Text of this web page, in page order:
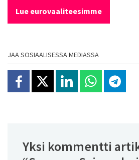
Lue eurovaaliteesimme
JAA SOSIAALISESSA MEDIASSA
Jaa Facebookissa
Jaa X:ssäJaa Linkedinissä
Jaa Jaa
Yksi kommentti